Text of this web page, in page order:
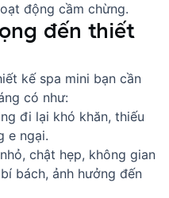
động cầm chừng.
đến thiết
kế spa mini bạn cần
có như:
đi lại khó khăn, thiếu
e ngại.
chật hẹp, không gian
bách, ảnh hưởng đến